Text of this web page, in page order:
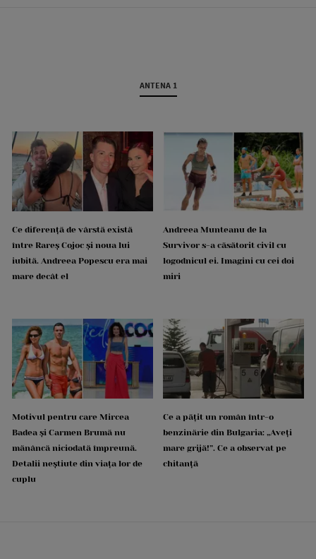
ANTENA 1
Ce diferență de vârstă există
între Rareș Cojoc și noua lui
iubită. Andreea Popescu era mai
mare decât el
Andreea Munteanu de la
Survivor s-a căsătorit civil cu
logodnicul ei. Imagini cu cei doi
miri
Motivul pentru care Mircea
Badea și Carmen Brumă nu
mănâncă niciodată împreună.
Detalii neștiute din viața lor de
cuplu
Ce a pățit un român într-o
benzinărie din Bulgaria: „Aveți
mare grijă!”. Ce a observat pe
chitanță